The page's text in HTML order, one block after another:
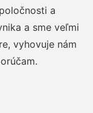
a
a sme veľmi
vyhovuje nám